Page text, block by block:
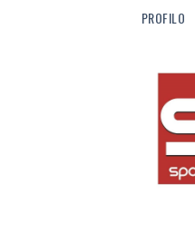
PROFILO